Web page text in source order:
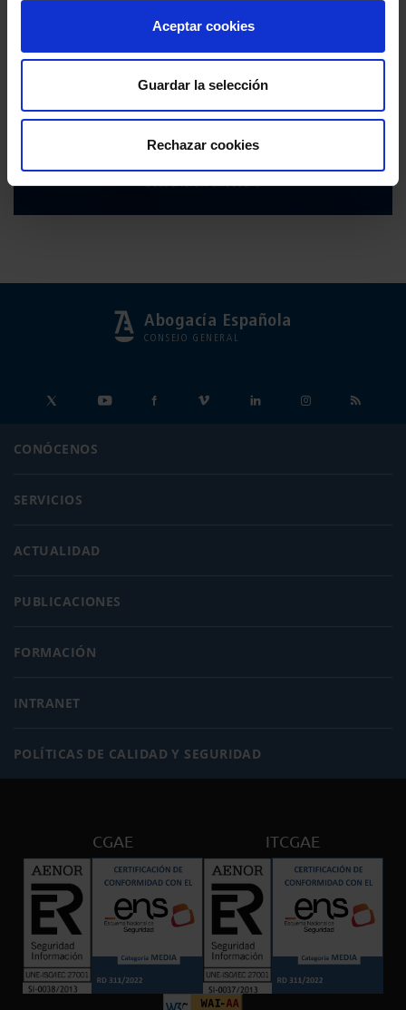
Aceptar cookies
Guardar la selección
Rechazar cookies
Abogacía Española
CONSEJO GENERAL
CONÓCENOS
SERVICIOS
ACTUALIDAD
PUBLICACIONES
FORMACIÓN
INTRANET
POLÍTICAS DE CALIDAD Y SEGURIDAD
CGAE ITCGAE